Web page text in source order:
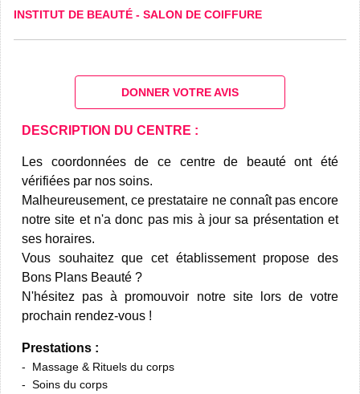
INSTITUT DE BEAUTÉ - SALON DE COIFFURE
DONNER VOTRE AVIS
DESCRIPTION DU CENTRE :
Les coordonnées de ce centre de beauté ont été
vérifiées par nos soins.
Malheureusement, ce prestataire ne connaît pas encore
notre site et n'a donc pas mis à jour sa présentation et
ses horaires.
Vous souhaitez que cet établissement propose des
Bons Plans Beauté ?
N'hésitez pas à promouvoir notre site lors de votre
prochain rendez-vous !
Prestations :
Massage & Rituels du corps
Soins du corps